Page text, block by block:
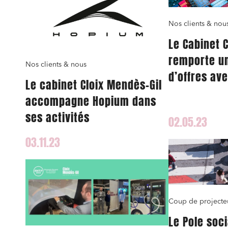
Nos clients & nous
Le cabinet Cloix Mendès-Gil
accompagne Hopium dans
ses activités
Nos clients &
Le Cabinet
remporte
d’offres
03.11.23
02.05.23
Coup de
Le Pole
Droit
Projets
Droit